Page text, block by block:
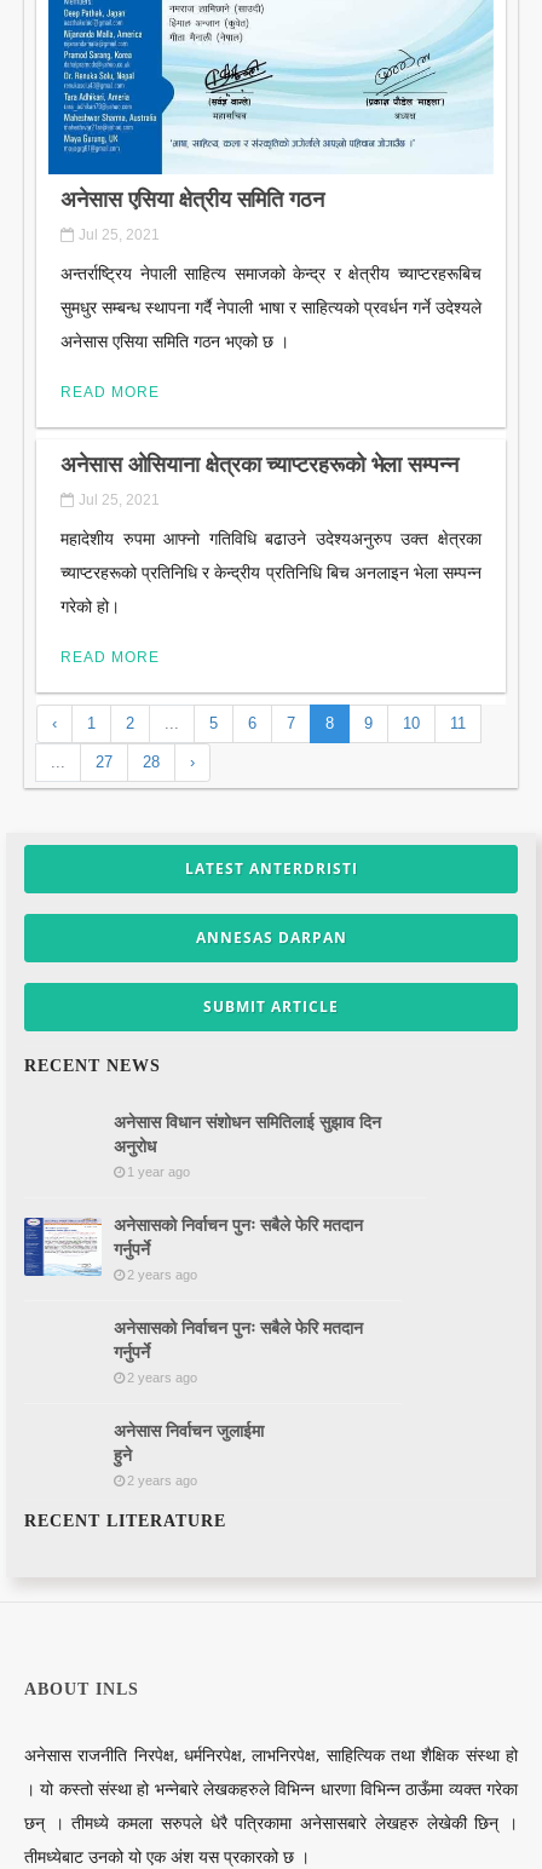
अनेसास एसिया क्षेत्रीय समिति गठन
Jul 25, 2021
अन्तर्राष्ट्रिय नेपाली साहित्य समाजको केन्द्र र क्षेत्रीय च्याप्टरहरूबिच
सुमधुर सम्बन्ध स्थापना गर्दै नेपाली भाषा र साहित्यको प्रवर्धन गर्ने उदेश्यले
अनेसास एसिया समिति गठन भएको छ ।
READ MORE
अनेसास ओसियाना क्षेत्रका च्याप्टरहरूको भेला सम्पन्न
Jul 25, 2021
महादेशीय रुपमा आफ्नो गतिविधि ब‍ढाउने उदेश्यअनुरुप उक्त क्षेत्रका
च्याप्टरहरूको प्रतिनिधि र केन्द्रीय प्रतिनिधि बिच अनलाइन भेला सम्पन्न
गरेको हो।
READ MORE
‹ 1 2 5 6 7 8 9 10 11
27 28 ›
LATEST ANTERDRISTI
ANNESAS DARPAN
SUBMIT ARTICLE
RECENT NEWS
अनेसास विधान संशोधन समितिलाई सुझाव दिन
अनुरोध
1 year ago
अनेसासको निर्वाचन पुनः सबैले फेरि मतदान
गर्नुपर्ने
2 years ago
अनेसासको निर्वाचन पुनः सबैले फेरि मतदान
गर्नुपर्ने
2 years ago
अनेसास निर्वाचन जुलाईमा
हुने
2 years ago
RECENT LITERATURE
ABOUT INLS
अनेसास राजनीति निरपेक्ष, धर्मनिरपेक्ष, लाभनिरपेक्ष, साहित्यिक तथा शैक्षिक संस्था हो
। यो कस्तो संस्था हो भन्नेबारे लेखकहरुले विभिन्न धारणा विभिन्न ठाऊँमा व्यक्त गरेका
छन् । तीमध्ये कमला सरुपले धेरै पत्रिकामा अनेसासबारे लेखहरु लेखेकी छिन् ।
तीमध्येबाट उनको यो एक अंश यस प्रकारको छ ।